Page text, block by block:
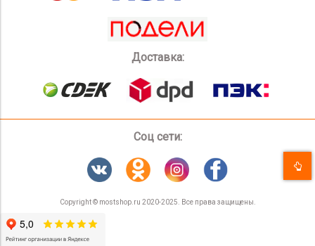
Доставка:
Соц сети:
Copyright © mostshop.ru 2020-2025. Все права защищены.